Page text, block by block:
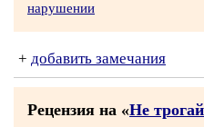
нарушении
+ добавить замечания
Рецензия на «Не трогай